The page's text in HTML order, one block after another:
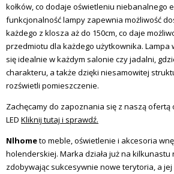
kołków, co dodaje oświetleniu niebanalnego
funkcjonalność lampy zapewnia możliwość
każdego z klosza aż do 150cm, co daje
przedmiotu dla każdego użytkownika. Lampa
się idealnie w każdym salonie czy jadalni,
charakteru, a także dzięki niesamowitej
rozświetli pomieszczenie.
Zachęcamy do zapoznania się z naszą
LED Kliknij tutaj i sprawdź.
Nlhometo meble, oświetlenie i akcesoria
holenderskiej. Marka działa już na
zdobywając sukcesywnie nowe terytoria, a jej